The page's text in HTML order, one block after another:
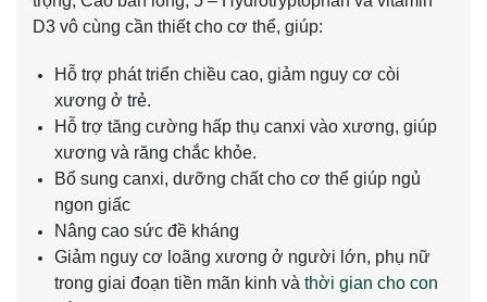
D3 vô cùng cần thiết cho cơ thể, giúp:
Hỗ trợ phát triển chiều cao, giảm nguy cơ còi
xương ở trẻ.
Hỗ trợ tăng cường hấp thụ canxi vào xương, giúp
xương và răng chắc khỏe.
Bổ sung canxi, dưỡng chất cho cơ thể giúp ngủ
ngon giấc
Nâng cao sức đề kháng
Giảm nguy cơ loãng xương ở người lớn, phụ nữ
trong giai đoạn tiền mãn kinh và thời gian cho con